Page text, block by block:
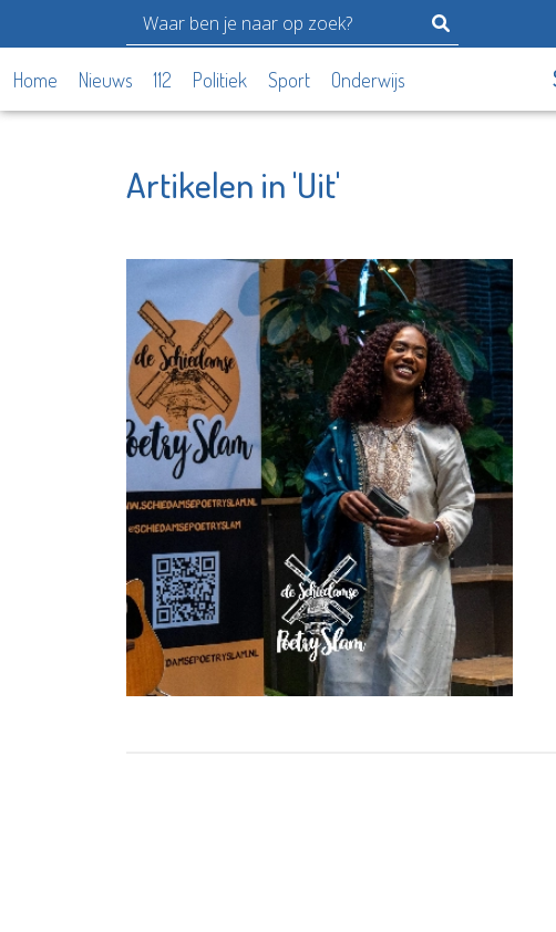
Home Nieuws 112 Politiek Sport Onderwijs
Artikelen in 'Uit'
Stadsgehoorzaal
Vlaardingen
Bekijk de pagina
Fundament
Advies
Bekijk de pagina